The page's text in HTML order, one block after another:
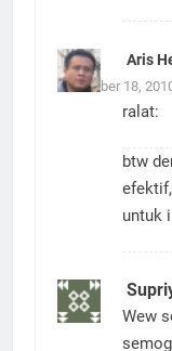
Aris
November 18,
btw
Wew